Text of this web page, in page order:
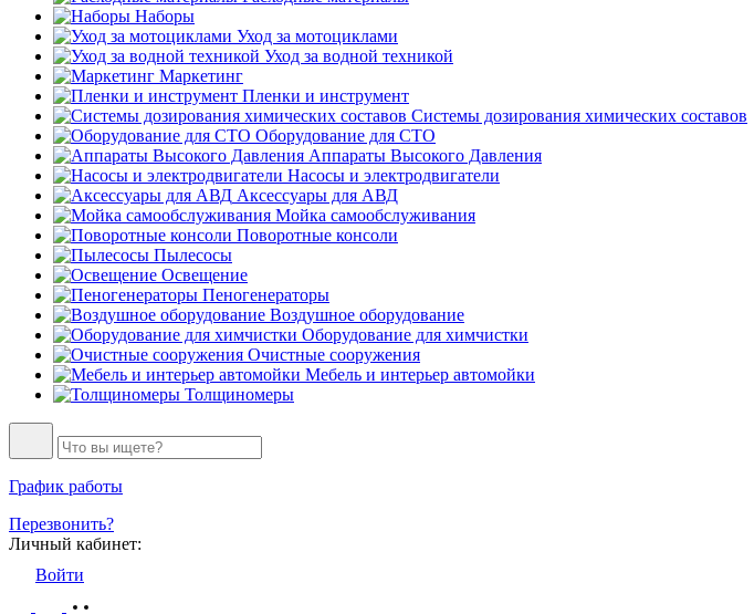
Наборы
Уход за мотоциклами
Уход за водной техникой
Маркетинг
Пленки и инструмент
Системы дозирования химических составов
Оборудование для СТО
Аппараты Высокого Давления
Насосы и электродвигатели
Аксессуары для АВД
Мойка самообслуживания
Поворотные консоли
Пылесосы
Освещение
Пеногенераторы
Воздушное оборудование
Оборудование для химчистки
Очистные сооружения
Мебель и интерьер автомойки
Толщиномеры
График работы
Перезвонить?
Личный кабинет:
Войти